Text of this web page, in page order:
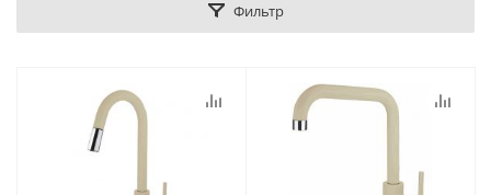
Фильтр